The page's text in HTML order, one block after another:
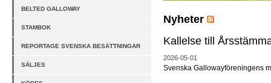
BELTED GALLOWAY
STAMBOK
REPORTAGE SVENSKA BESÄTTNINGAR
SÄLJES
Nyheter
Kallelse till
2026-05-01
Svenska Gallowayföreningens